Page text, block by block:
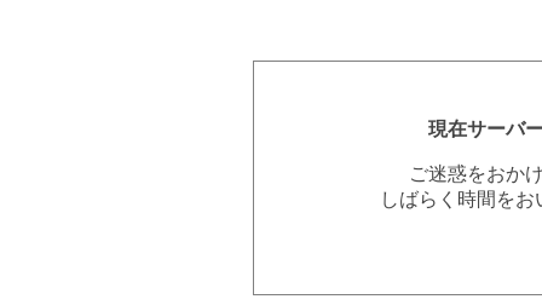
現在サーバ
ご迷惑をおか
しばらく時間を